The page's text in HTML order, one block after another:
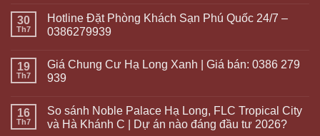
30
Th7
Hotline Đặt Phòng Khách Sạn Phú Quốc 24/7 –
0386279939
19
Th7
Giá Chung Cư Hạ Long Xanh | Giá bán: 0386 279
939
16
Th7
So sánh Noble Palace Hạ Long, FLC Tropical City
và Hà Khánh C | Dự án nào đáng đầu tư 2026?